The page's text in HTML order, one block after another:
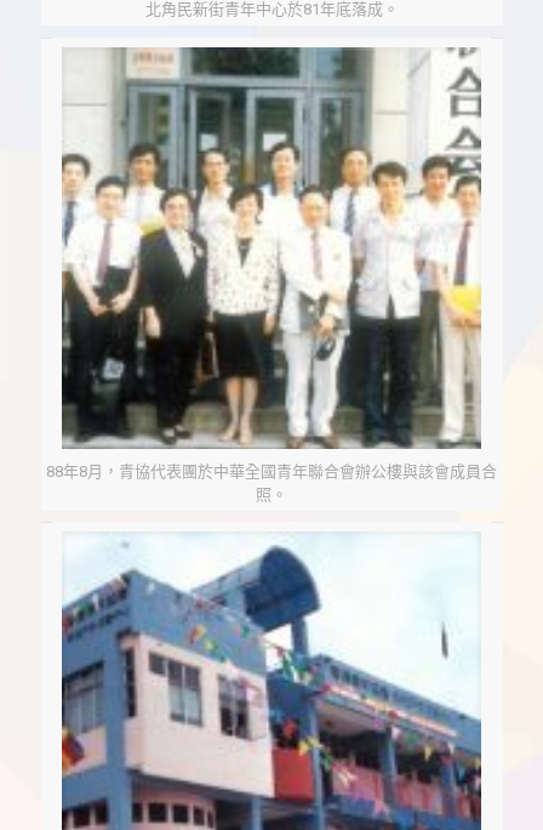
北角民新街青年中心於81年底落成。
88年8月，青協代表團於中華全國青年聯合會辦公樓與該會成員合
照。